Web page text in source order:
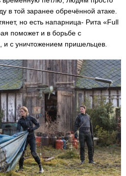
в той заранее обречённой атаке.
но есть напарница- Рита «Full
поможет и в борьбе с
и с уничтожением пришельцев.